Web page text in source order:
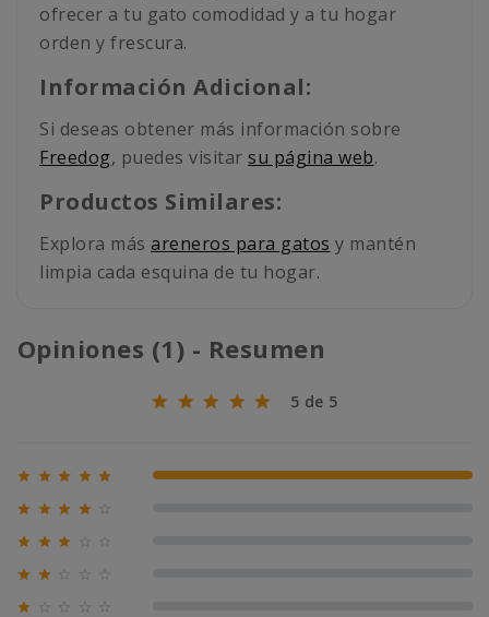
ofrecer a tu gato comodidad y a tu hogar
orden y frescura.
Información Adicional:
Si deseas obtener más información sobre
Freedog, puedes visitar su página web.
Productos Similares:
Explora más areneros para gatos y mantén
limpia cada esquina de tu hogar.
Opiniones (1) - Resumen
5 de 5
     100% (1)
   
  
 
